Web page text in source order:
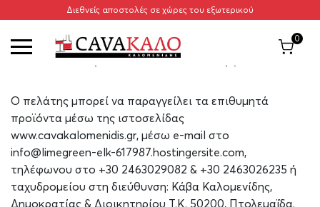
Διεθνείς αποστολές σε χώρες του εξωτερικού
0
Τρόποι Aποστολής
Τρόποι Aποστολής
Ο πελάτης μπορεί να παραγγείλει τα επιθυμητά
προϊόντα μέσω της ιστοσελίδας
www.cavakalomenidis.gr, μέσω e-mail στο
info@limegreen-elk-617987.hostingersite.com,
τηλέφωνου στο +30 2463029082 & +30 2463026235 ή
ταχυδρομείου στη διεύθυνση: Κάβα Καλομενίδης,
Δημοκρατίας & Διοικητηρίου Τ.Κ. 50200, Πτολεμαΐδα.